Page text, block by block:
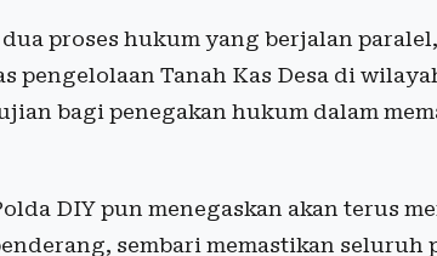
dua proses hukum yang berjalan
pengelolaan Tanah Kas Desa di
bagi penegakan hukum dalam
DIY pun menegaskan akan terus
sembari memastikan seluruh